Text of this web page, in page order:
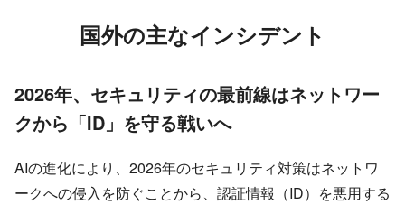
国外の主なインシデント
2026年、セキュリティの最前線はネットワー
クから「ID」を守る戦いへ
AIの進化により、2026年のセキュリティ対策はネットワ
ークへの侵入を防ぐことから、認証情報（ID）を悪用する